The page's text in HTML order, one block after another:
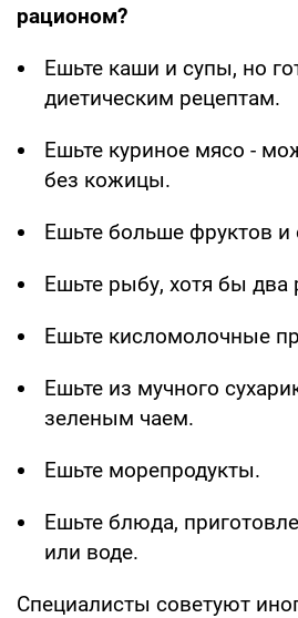
рационом?
Ешьте каши и супы, но
диетическим рецептам.
Ешьте куриное мясо -
без кожицы.
Ешьте больше фруктов
Ешьте рыбу, хотя бы два
Ешьте кисломолочные
Ешьте из мучного
зеленым чаем.
Ешьте морепродукты.
Ешьте блюда,
или воде.
Специалисты советуют